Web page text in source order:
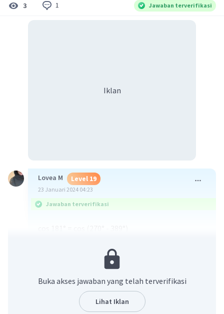
3 1 Jawaban terverifikasi
Iklan
Lovea M Level 19
23 Januari 2024 04:23
Jawaban terverifikasi
Buka akses jawaban yang telah terverifikasi
Lihat Iklan